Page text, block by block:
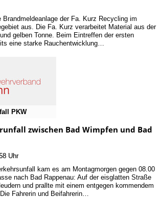
Brandmeldeanlage der Fa. Kurz Recycling im
aus. Die Fa. Kurz verarbeitet Material aus der
gelben Tonne. Beim Eintreffen der ersten
eine starke Rauchentwicklung…
PKW
zwischen Bad Wimpfen und Bad
Uhr
kam es am Montagmorgen gegen 08.00
nach Bad Rappenau: Auf der eisglatten Straße
und prallte mit einem entgegen kommendem
Fahrerin und Beifahrerin…